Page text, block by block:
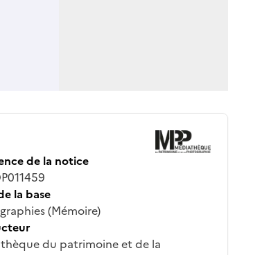
de la notice
la base
(Mémoire)
du patrimoine et de la